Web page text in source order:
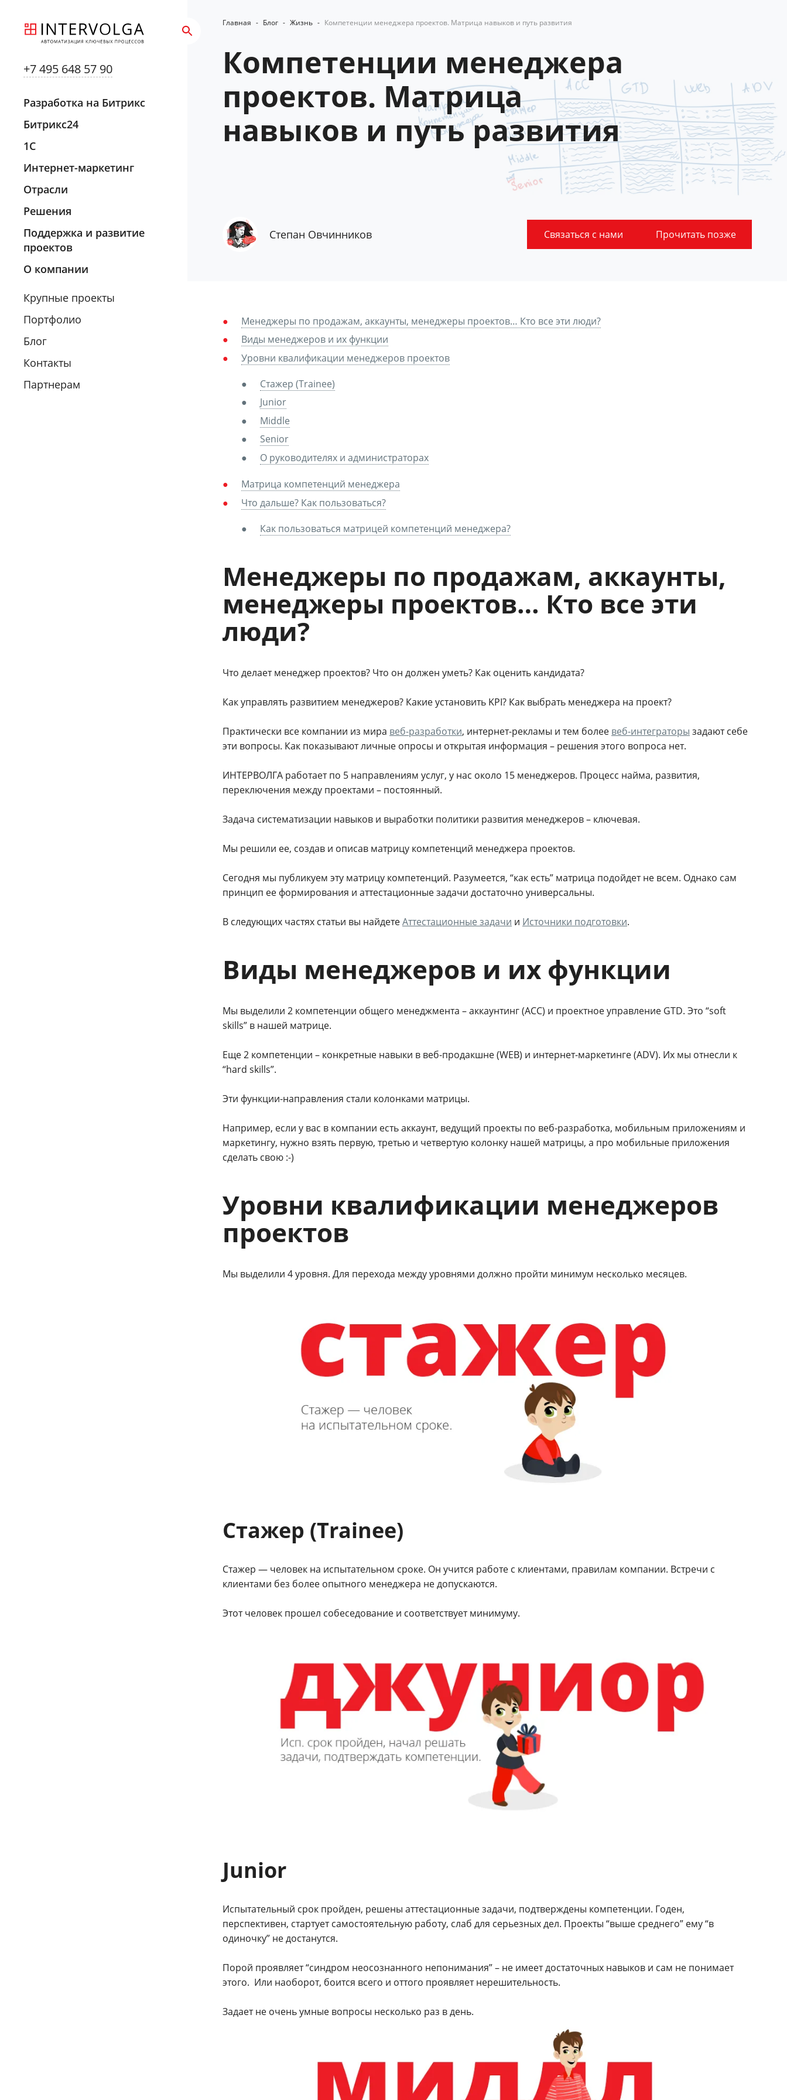
+7 495 648 57 90
Разработка на Битрикс
Битрикс24
1С
Интернет-маркетинг
Отрасли
Решения
Поддержка и развитие
проектов
О компании
Крупные проекты
Портфолио
Блог
Контакты
Партнерам
Главная - Блог - Жизнь - Компетенции менеджера проектов. Матрица навыков и путь развития
Компетенции менеджера
проектов. Матрица
навыков и путь развития
Степан Овчинников Связаться с нами Прочитать позже
Менеджеры по продажам, аккаунты, менеджеры проектов… Кто все эти люди?
Виды менеджеров и их функции
Уровни квалификации менеджеров проектов
Стажер (Trainee)
Junior
Middle
Senior
О руководителях и администраторах
Матрица компетенций менеджера
Что дальше? Как пользоваться?
Как пользоваться матрицей компетенций менеджера?
Менеджеры по продажам, аккаунты,
менеджеры проектов… Кто все эти
люди?
Что делает менеджер проектов? Что он должен уметь? Как оценить кандидата?
Как управлять развитием менеджеров? Какие установить KPI? Как выбрать менеджера на проект?
Практически все компании из мира веб-разработки, интернет-рекламы и тем более веб-интеграторы задают себе
эти вопросы. Как показывают личные опросы и открытая информация – решения этого вопроса нет.
ИНТЕРВОЛГА работает по 5 направлениям услуг, у нас около 15 менеджеров. Процесс найма, развития,
переключения между проектами – постоянный.
Задача систематизации навыков и выработки политики развития менеджеров – ключевая.
Мы решили ее, создав и описав матрицу компетенций менеджера проектов.
Сегодня мы публикуем эту матрицу компетенций. Разумеется, “как есть” матрица подойдет не всем. Однако сам
принцип ее формирования и аттестационные задачи достаточно универсальны.
В следующих частях статьи вы найдетеАттестационные задачи и Источники подготовки.
Виды менеджеров и их функции
Мы выделили 2 компетенции общего менеджмента – аккаунтинг (ACC) и проектное управление GTD. Это “soft
skills” в нашей матрице.
Еще 2 компетенции – конкретные навыки в веб-продакшне (WEB) и интернет-маркетинге (ADV). Их мы отнесли к
“hard skills”.
Эти функции-направления стали колонками матрицы.
Например, если у вас в компании есть аккаунт, ведущий проекты по веб-разработка, мобильным приложениям и
маркетингу, нужно взять первую, третью и четвертую колонку нашей матрицы, а про мобильные приложения
сделать свою :-)
Уровни квалификации менеджеров
проектов
Мы выделили 4 уровня. Для перехода между уровнями должно пройти минимум несколько месяцев.
Стажер (Trainee)
Стажер — человек на испытательном сроке. Он учится работе с клиентами, правилам компании. Встречи с
клиентами без более опытного менеджера не допускаются.
Этот человек прошел собеседование и соответствует минимуму.
Junior
Испытательный срок пройден, решены аттестационные задачи, подтверждены компетенции. Годен,
перспективен, стартует самостоятельную работу, слаб для серьезных дел. Проекты “выше среднего” ему “в
одиночку” не достанутся.
Порой проявляет “синдром неосознанного непонимания” – не имеет достаточных навыков и сам не понимает
этого. Или наоборот, боится всего и оттого проявляет нерешительность.
Задает не очень умные вопросы несколько раз в день.